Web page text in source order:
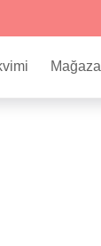
Mağaza